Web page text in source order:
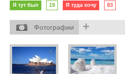
Я тут был 19 Я туда хочу 83
Фотографии +